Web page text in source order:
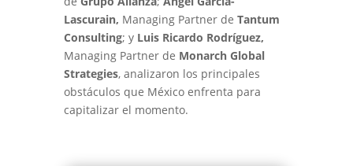
Lascurain, Managing Partner de Tantum
Consulting; y Luis Ricardo Rodríguez,
Managing Partner de Monarch Global
Strategies, analizaron los principales
obstáculos que México enfrenta para
capitalizar el momento.